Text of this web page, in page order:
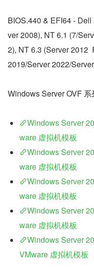
BIOS.440 & EFI64 -
ver 2008), NT 6.1 (7/
2), NT 6.3 (Server 2012
2019/Server 2022/
Windows Server OVF 系
Windows Server
ware 虚拟机模板
Windows Server
ware 虚拟机模板
Windows Server
ware 虚拟机模板
Windows Server
ware 虚拟机模板
Windows Server
VMware 虚拟机模板